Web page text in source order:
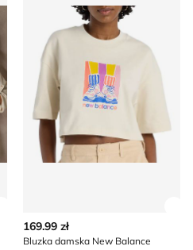
169.99 zł
Bluzka damska New Balance